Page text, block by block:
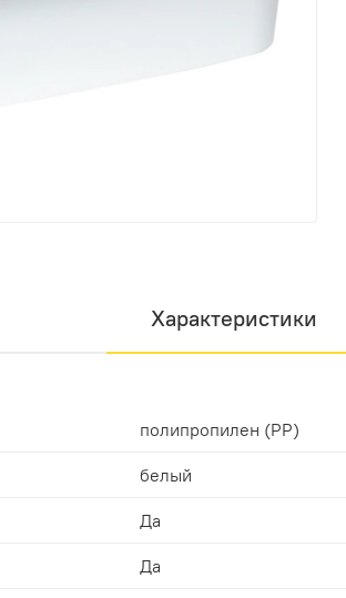
Характеристики
полипропилен (PP)
белый
Да
Да